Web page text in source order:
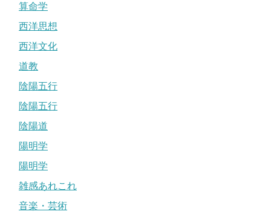
算命学
西洋思想
西洋文化
道教
陰陽五行
陰陽五行
陰陽道
陽明学
陽明学
雑感あれこれ
音楽・芸術